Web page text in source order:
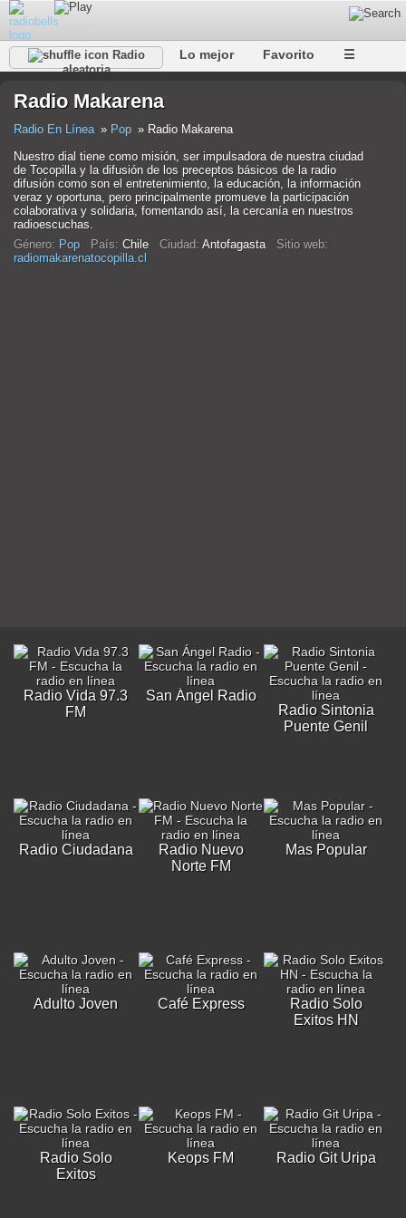
Radio
aleatoria
Lo mejor Favorito ☰
Radio Makarena
Radio En Línea Pop
Radio Makarena
Nuestro dial tiene como misión, ser impulsadora de nuestra ciudad
de Tocopilla y la difusión de los preceptos básicos de la radio
difusión como son el entretenimiento, la educación, la información
veraz y oportuna, pero principalmente promueve la participación
colaborativa y solidaria, fomentando así, la cercanía en nuestros
radioescuchas.
Género: Pop País: Chile Ciudad: Antofagasta Sitio web:
radiomakarenatocopilla.cl
Radio Vida 97.3
FM
San Ángel Radio
Radio Sintonia
Puente Genil
Radio Ciudadana
Radio Nuevo
Norte FM
Mas Popular
Adulto Joven Café Express
Radio Solo
Exitos HN
Radio Solo
Exitos
Keops FM Radio Git Uripa